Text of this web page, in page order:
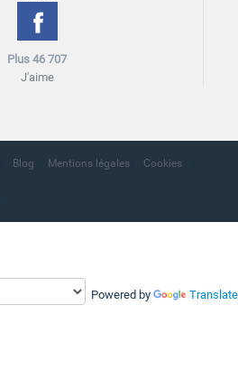
Powered by Translate
Plus 46 707
J'aime
Blog Mentions légales
Cookies